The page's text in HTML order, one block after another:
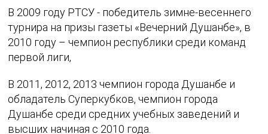
В 2009 году РТСУ - победитель зимне-весеннего
турнира на призы газеты «Вечерний Душанбе», в
2010 году – чемпион республики среди команд
первой лиги,
В 2011, 2012, 2013 чемпион города Душанбе и
обладатель Суперкубков, чемпион города
Душанбе среди средних учебных заведений и
высших начиная с 2010 года.